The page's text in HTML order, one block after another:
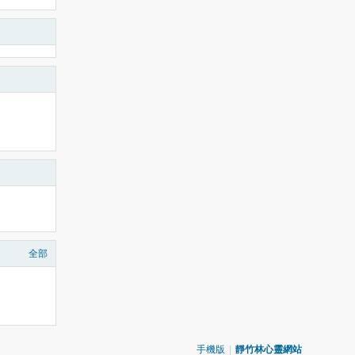
全部
手機版 靜竹林心靈網站